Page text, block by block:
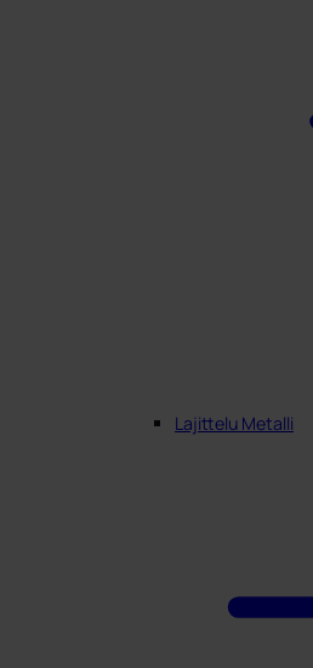
Lajittelu Metalli